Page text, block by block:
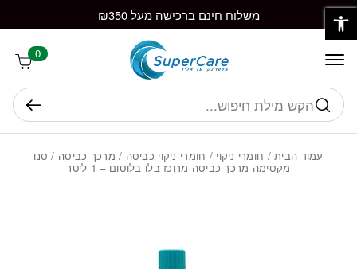
Skip to Content משלוח חינם ברכישה מעל ₪350
0
חיפוש
עמוד הבית/ חומרי ניקוי / חומרי ניקוי כביסה / מרכך כביסה / סנו
מקסימה מרכך כביסה מרוכז בלו בלוסום – 1 ליטר
בחזרה למעלה
פתח סרגל נגישות